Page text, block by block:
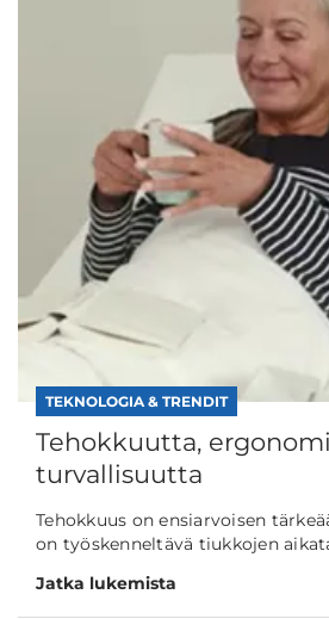
TEKNOLOGIA & TRENDIT
Tehokkuutta,
turvallisuutta
Tehokkuus on ensiarvoisen
on työskenneltävä tiukkojen
Jatka lukemista